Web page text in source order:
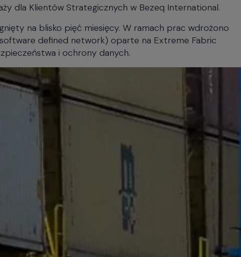
dla Klientów Strategicznych w Bezeq International.
na blisko pięć miesięcy. W ramach prac wdrożono
defined network) oparte na Extreme Fabric
i ochrony danych.